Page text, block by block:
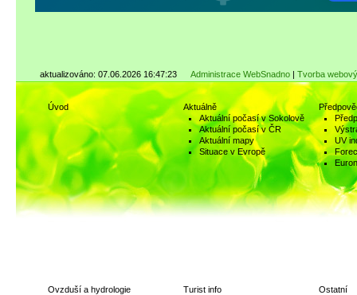
Administrace WebSnadno| Tvorba
aktualizováno: 07.06.2026 16:47:23
Úvod
Aktuálně
Aktuální počasí v Sokolově
Aktuální počasí v ČR
Aktuální mapy
Situace v Evropě
UV
Ovzduší a hydrologie
Turist info
Ostatní